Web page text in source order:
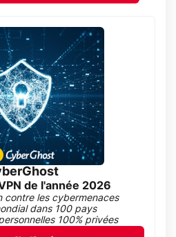
de l'année 2026
contre les cybermenaces
dans 100 pays
100% privées